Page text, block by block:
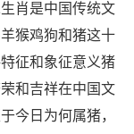
肖是中国传统文
猴鸡狗和猪这十
征和象征意义猪
和吉祥在中国文
今日为何属猪，